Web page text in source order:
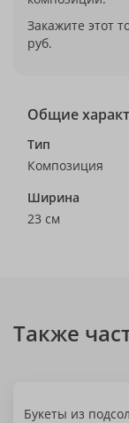
Закажите этот
руб.
Общие
Тип
Композиция
Ширина
23 см
Также
Букеты из